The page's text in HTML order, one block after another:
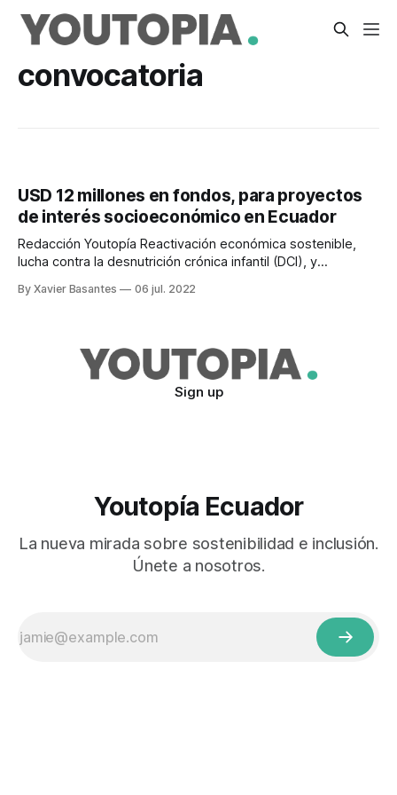
convocatoria
USD 12 millones en fondos, para proyectos
de interés socioeconómico en Ecuador
Redacción Youtopía Reactivación económica sostenible,
lucha contra la desnutrición crónica infantil (DCI), y
Estos son los tres ejes de los proyectos que podrá recibir
By Xavier Basantes 06 jul. 2022
Sign up
Youtopía Ecuador
La nueva mirada sobre sostenibilidad e inclusión.
Únete a nosotros.